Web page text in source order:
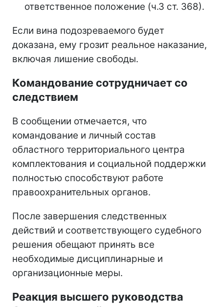
ответственное положение (ч.3 ст. 368).
Если вина подозреваемого будет
доказана, ему грозит реальное наказание,
включая лишение свободы.
Командование сотрудничает со
следствием
В сообщении отмечается, что
командование и личный состав
областного территориального центра
комплектования и социальной поддержки
полностью способствуют работе
правоохранительных органов.
После завершения следственных
действий и соответствующего судебного
решения обещают принять все
необходимые дисциплинарные и
организационные меры.
Реакция высшего руководства